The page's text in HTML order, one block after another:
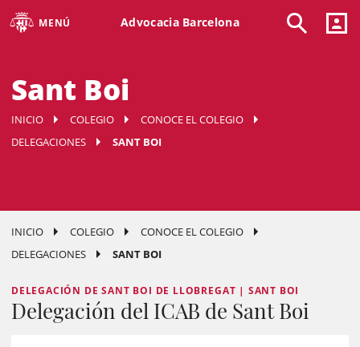
MENÚ Advocacia Barcelona
Sant Boi
INICIO COLEGIO
CONOCE EL COLEGIO
DELEGACIONES
SANT BOI
INICIO COLEGIO
CONOCE EL COLEGIO
DELEGACIONES
SANT BOI
DELEGACIÓN DE SANT BOI DE LLOBREGAT | SANT BOI
Delegación del ICAB de Sant Boi